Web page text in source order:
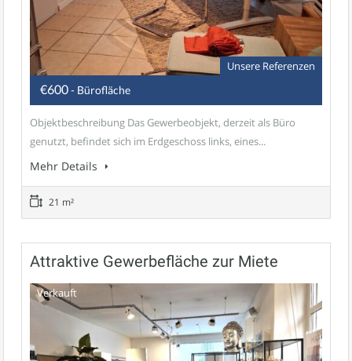
Unsere Referenzen
€600- Bürofläche
Objektbeschreibung Das Gewerbeobjekt, derzeit als Büro
genutzt, befindet sich im Erdgeschoss links, eines...
Mehr Details
21 m²
Attraktive Gewerbefläche zur Miete
Verkauft